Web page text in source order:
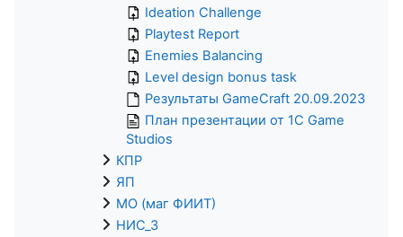
Ideation Challenge
Playtest Report
Enemies Balancing
Level design bonus task
Результаты GameCraft 20.09.2023
План презентации от 1С Game
Studios
КПР
ЯП
МО (маг ФИИТ)
НИС_3